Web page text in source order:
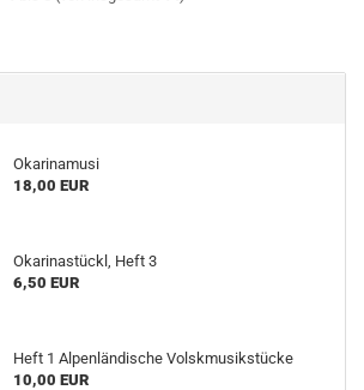
Okarinamusi
18,00 EUR
Okarinastückl, Heft 3
6,50 EUR
Heft 1 Alpenländische Volskmusikstücke
10,00 EUR